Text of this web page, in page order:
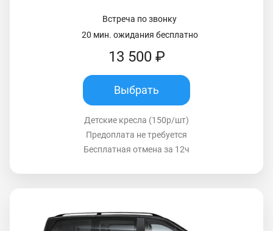
Встреча по звонку
20 мин. ожидания бесплатно
13 500 ₽
Выбрать
Детские кресла (150р/шт)
Предоплата не требуется
Бесплатная отмена за 12ч